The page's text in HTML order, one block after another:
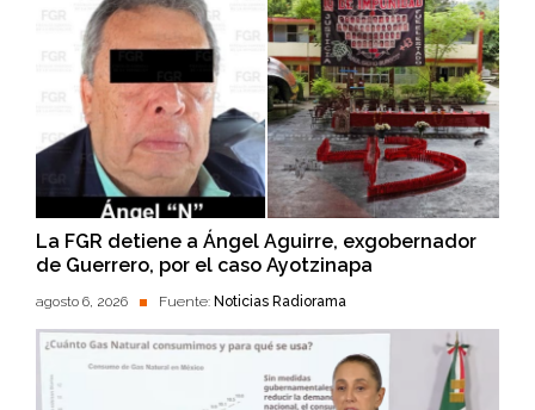
La FGR detiene a Ángel Aguirre, exgobernador
de Guerrero, por el caso Ayotzinapa
agosto 6, 2026 Fuente: Noticias Radiorama